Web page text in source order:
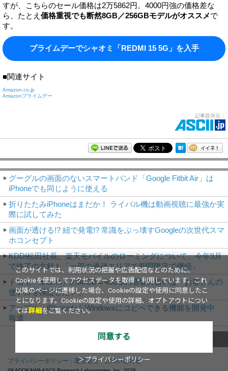
すが、こちらのセール価格は2万5862円。4000円強の価格差な
ら、たとえ 価格重視でも断然8GB／256GBモデルがオススメで
す。
プライムデーでシャオミ「REDMI 15 5G」を入手
■関連サイト
Amazon.co.jp
Amazonプライムデー
記事提供元：
グーグルの画面のないスマートバンド「Google Fitbit Air」は
iPhoneでも同じように使える
折りたたみiPhoneはまだか！ ライバル機は動画視聴に最強か実
際に試してみた
画面が透ける!? 紐で発電!? 常識をぶっ壊すGoogleの次世代スマ
ホコンセプト
KDDI松田社長、楽天モバイルのローミングについて、今年9月
で終了の方針も「一部の過疎エリアで期間限定で継続」
ドコモ「ahamo」の30GB→40GBの増量の狙いは「お客さんの
使い方を検証したい」
アップル、iPhoneからWindowsにコピペできる機能を開発中
報道
これまでのNews
プライバシーポリシー 運営会社 お問い合わせ
このサイトでは、利用状況の把握や広告配信などのために、
Cookieを使用してアクセスデータを取得・利用しています。これ
以降のページに遷移した場合、Cookieの設定や使用に同意したこ
とになります。Cookieの設定や使用の詳細、オプトアウトについ
ては詳細 をご覧ください。
同意する
＞プライバシーポリシー